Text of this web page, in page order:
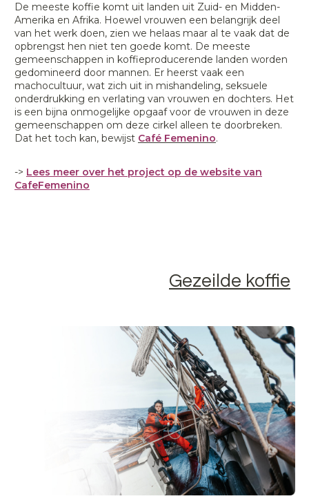
De meeste koffie komt uit landen uit Zuid- en Midden-
Amerika en Afrika. Hoewel vrouwen een belangrijk deel
van het werk doen, zien we helaas maar al te vaak dat de
opbrengst hen niet ten goede komt. De meeste
gemeenschappen in koffieproducerende landen worden
gedomineerd door mannen. Er heerst vaak een
machocultuur, wat zich uit in mishandeling, seksuele
onderdrukking en verlating van vrouwen en dochters. Het
is een bijna onmogelijke opgaaf voor de vrouwen in deze
gemeenschappen om deze cirkel alleen te doorbreken.
Dat het toch kan, bewijst Café Femenino.
-> Lees meer over het project op de website van
CafeFemenino
Gezeilde koffie